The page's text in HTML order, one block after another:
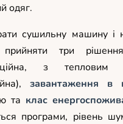
одяг.
сушильну машину і
прийняти три
з
завантаження в
та клас
програми, рівень